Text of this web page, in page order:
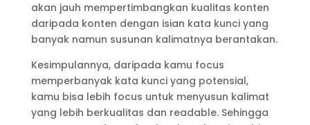
akan jauh mempertimbangkan kualitas konten
daripada konten dengan isian kata kunci yang
banyak namun susunan kalimatnya berantakan.
Kesimpulannya, daripada kamu focus
memperbanyak kata kunci yang potensial,
kamu bisa lebih focus untuk menyusun kalimat
yang lebih berkualitas dan readable. Sehingga